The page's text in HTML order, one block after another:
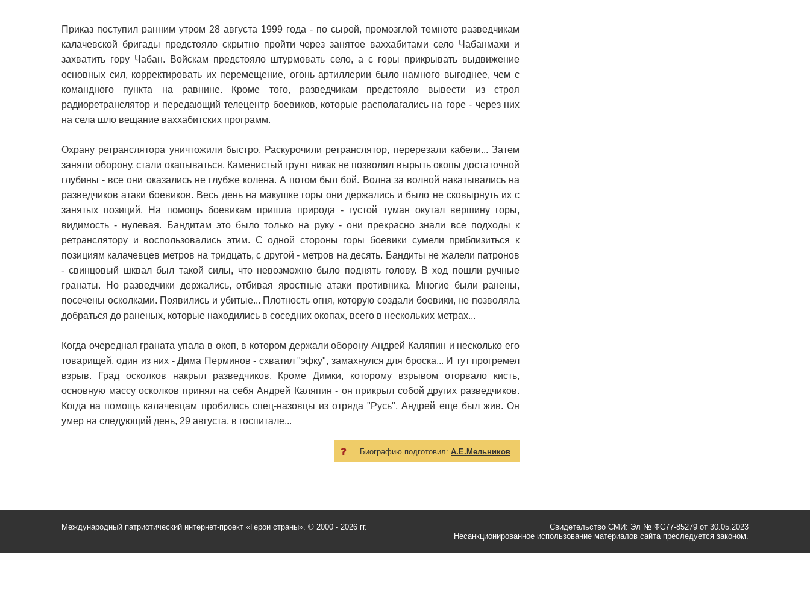
Приказ поступил ранним утром 28 августа 1999 года - по сырой, промозглой темноте разведчикам
калачевской бригады предстояло скрытно пройти через занятое ваххабитами село Чабанмахи и
захватить гору Чабан. Войскам предстояло штурмовать село, а с горы прикрывать выдвижение
основных сил, корректировать их перемещение, огонь артиллерии было намного выгоднее, чем с
командного пункта на равнине. Кроме того, разведчикам предстояло вывести из строя
радиоретранслятор и передающий телецентр боевиков, которые располагались на горе - через них
на села шло вещание ваххабитских программ.
Охрану ретранслятора уничтожили быстро. Раскурочили ретранслятор, перерезали кабели... Затем
заняли оборону, стали окапываться. Каменистый грунт никак не позволял вырыть окопы достаточной
глубины - все они оказались не глубже колена. А потом был бой. Волна за волной накатывались на
разведчиков атаки боевиков. Весь день на макушке горы они держались и было не сковырнуть их с
занятых позиций. На помощь боевикам пришла природа - густой туман окутал вершину горы,
видимость - нулевая. Бандитам это было только на руку - они прекрасно знали все подходы к
ретранслятору и воспользовались этим. С одной стороны горы боевики сумели приблизиться к
позициям калачевцев метров на тридцать, с другой - метров на десять. Бандиты не жалели патронов
- свинцовый шквал был такой силы, что невозможно было поднять голову. В ход пошли ручные
гранаты. Но разведчики держались, отбивая яростные атаки противника. Многие были ранены,
посечены осколками. Появились и убитые... Плотность огня, которую создали боевики, не позволяла
добраться до раненых, которые находились в соседних окопах, всего в нескольких метрах...
Когда очередная граната упала в окоп, в котором держали оборону Андрей Каляпин и несколько его
товарищей, один из них - Дима Перминов - схватил "эфку", замахнулся для броска... И тут прогремел
взрыв. Град осколков накрыл разведчиков. Кроме Димки, которому взрывом оторвало кисть,
основную массу осколков принял на себя Андрей Каляпин - он прикрыл собой других разведчиков.
Когда на помощь калачевцам пробились спец-назовцы из отряда "Русь", Андрей еще был жив. Он
умер на следующий день, 29 августа, в госпитале...
Биографию подготовил: А.Е.Мельников
Международный патриотический интернет-проект «Герои страны». © 2000 - 2026 гг.
Свидетельство СМИ: Эл № ФС77-85279 от 30.05.2023
Несанкционированное использование материалов сайта преследуется законом.